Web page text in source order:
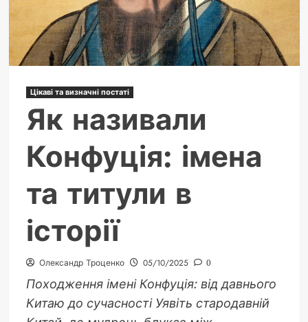
операції
Цікаві та визначні постаті
Як називали
Конфуція: імена
та титули в
історії
Олександр Троценко 05/10/2025 0
Походження імені Конфуція: від давнього
Китаю до сучасності Уявіть стародавній